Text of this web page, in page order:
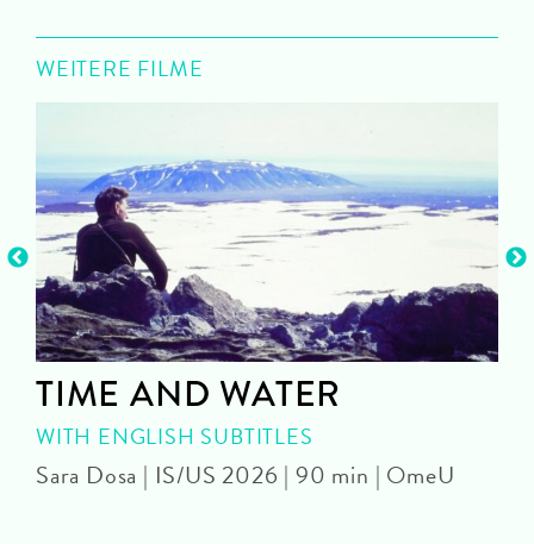
WEITERE FILME
TIME AND WATER
WITH ENGLISH SUBTITLES
Sara Dosa | IS/US 2026 | 90 min | OmeU